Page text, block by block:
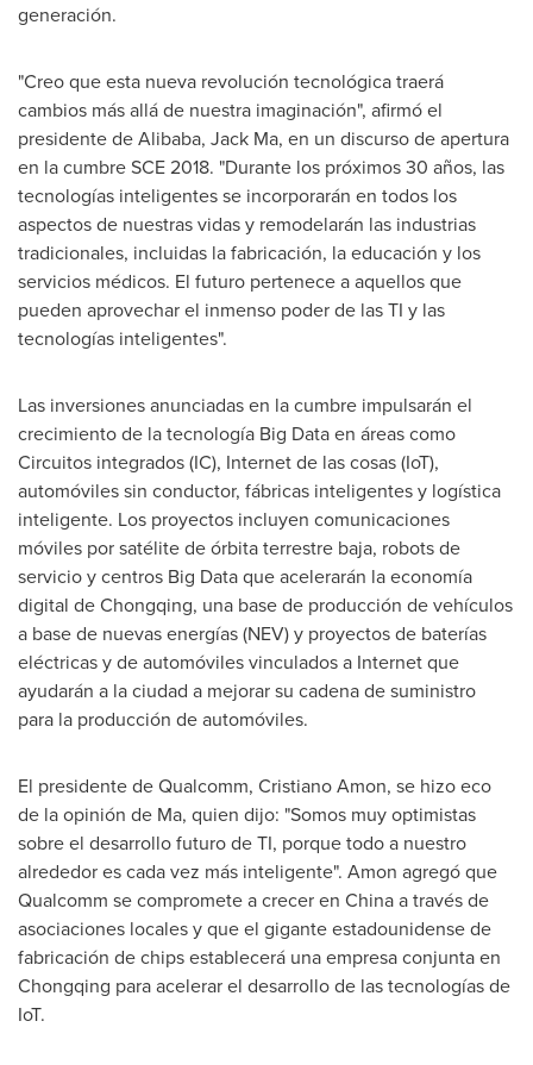
generación.
"Creo que esta nueva revolución tecnológica traerá
cambios más allá de nuestra imaginación", afirmó el
presidente de Alibaba, Jack Ma, en un discurso de apertura
en la cumbre SCE 2018. "Durante los próximos 30 años, las
tecnologías inteligentes se incorporarán en todos los
aspectos de nuestras vidas y remodelarán las industrias
tradicionales, incluidas la fabricación, la educación y los
servicios médicos. El futuro pertenece a aquellos que
pueden aprovechar el inmenso poder de las TI y las
tecnologías inteligentes".
Las inversiones anunciadas en la cumbre impulsarán el
crecimiento de la tecnología Big Data en áreas como
Circuitos integrados (IC), Internet de las cosas (IoT),
automóviles sin conductor, fábricas inteligentes y logística
inteligente. Los proyectos incluyen comunicaciones
móviles por satélite de órbita terrestre baja, robots de
servicio y centros Big Data que acelerarán la economía
digital deChongqing, una base de producción de vehículos
a base de nuevas energías (NEV) y proyectos de baterías
eléctricas y de automóviles vinculados a Internet que
ayudarán a la ciudad a mejorar su cadena de suministro
para la producción de automóviles.
El presidente de Qualcomm, Cristiano Amon, se hizo eco
de la opinión de Ma, quien dijo: "Somos muy optimistas
sobre el desarrollo futuro de TI, porque todo a nuestro
alrededor es cada vez más inteligente". Amon agregó que
Qualcomm se compromete a crecer en Chinaa través de
asociaciones locales y que el gigante estadounidense de
fabricación de chips establecerá una empresa conjunta en
Chongqing para acelerar el desarrollo de las tecnologías de
IoT.